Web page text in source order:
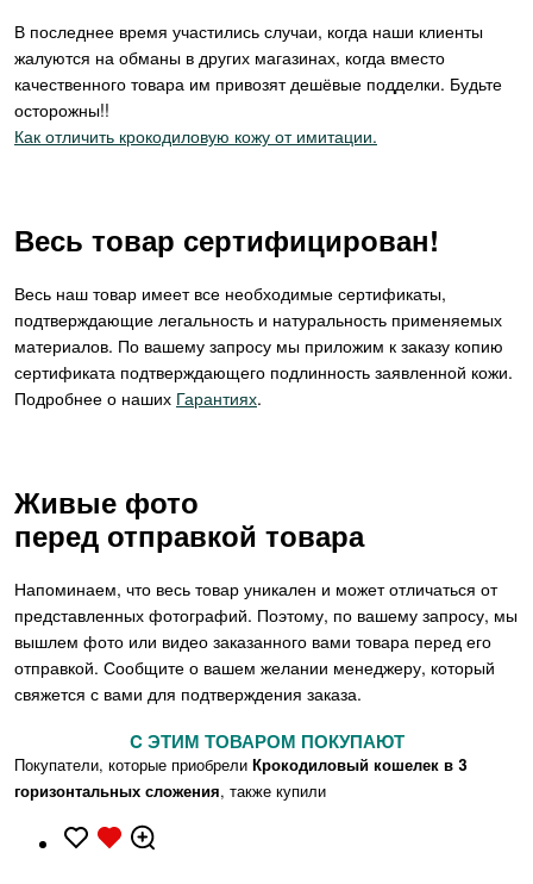
В последнее время участились случаи, когда наши клиенты
жалуются на обманы в других магазинах, когда вместо
качественного товара им привозят дешёвые подделки. Будьте
осторожны!!
Как отличить крокодиловую кожу от имитации.
Весь товар сертифицирован!
Весь наш товар имеет все необходимые сертификаты,
подтверждающие легальность и натуральность применяемых
материалов. По вашему запросу мы приложим к заказу копию
сертификата подтверждающего подлинность заявленной кожи.
Подробнее о наших Гарантиях.
Живые фото
перед отправкой товара
Напоминаем, что весь товар уникален и может отличаться от
представленных фотографий. Поэтому, по вашему запросу, мы
вышлем фото или видео заказанного вами товара перед его
отправкой. Сообщите о вашем желании менеджеру, который
свяжется с вами для подтверждения заказа.
C ЭТИМ ТОВАРОМ ПОКУПАЮТ
Покупатели, которые приобрели Крокодиловый кошелек в 3
горизонтальных сложения, также купили